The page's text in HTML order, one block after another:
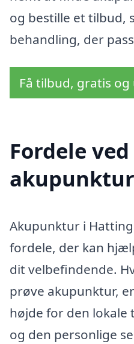
og bestille et tilbud,
behandling, der
Få tilbud, gratis
Fordele
Akupunktur i
fordele, der kan
dit velbefindende.
prøve akupunktur,
højde for den lokale
og den personlige